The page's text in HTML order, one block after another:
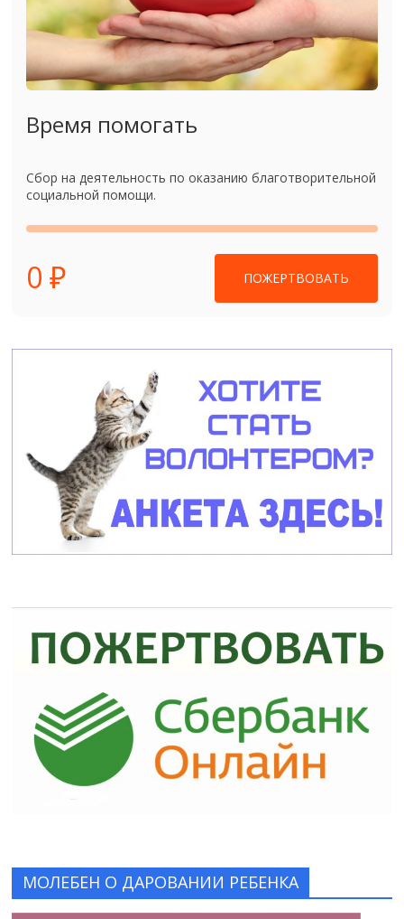
Время помогать
Сбор на деятельность по оказанию благотворительной
социальной помощи.
0 ₽ ПОЖЕРТВОВАТЬ
МОЛЕБЕН О ДАРОВАНИИ РЕБЕНКА